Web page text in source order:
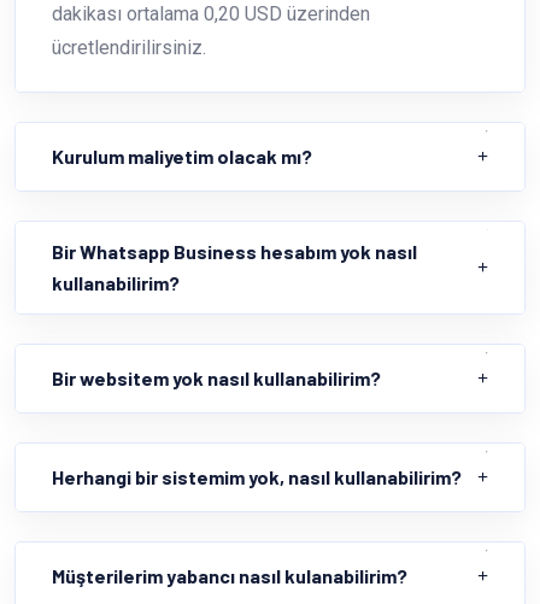
dakikası ortalama 0,20 USD üzerinden
ücretlendirilirsiniz.
Kurulum maliyetim olacak mı?
Bir Whatsapp Business hesabım yok nasıl
kullanabilirim?
Bir websitem yok nasıl kullanabilirim?
Herhangi bir sistemim yok, nasıl kullanabilirim?
Müşterilerim yabancı nasıl kulanabilirim?